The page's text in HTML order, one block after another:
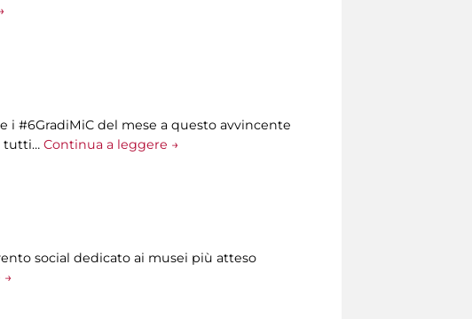
i #6GradiMiC del mese a questo avvincente
tutti… Continua a leggere →
social dedicato ai musei più atteso
→